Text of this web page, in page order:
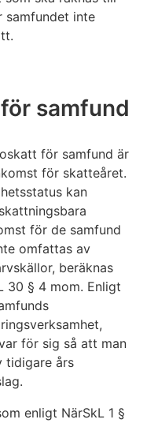
samfundet inte
samfund
för samfund är
för skatteåret.
kan
för de samfund
omfattas av
beräknas
30 § 4 mom. Enligt
för sig så att man
tidigare års
enligt NärSkL 1 §